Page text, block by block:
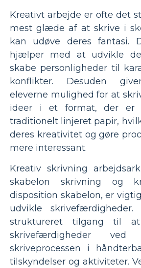
Kreativt arbejde er ofte det
mest glæde af at skrive i
kan udøve deres fantasi.
hjælper med at udvikle
skabe personligheder til
konflikter. Desuden
eleverne mulighed for at
ideer i et format, der er
traditionelt linjeret papir,
deres kreativitet og gøre
mere interessant.
Kreativ skrivning
skabelon skrivning og
disposition skabelon, er
udvikle
struktureret tilgang til
skrivefærdigheder
skriveprocessen i
tilskyndelser og aktiviteter.